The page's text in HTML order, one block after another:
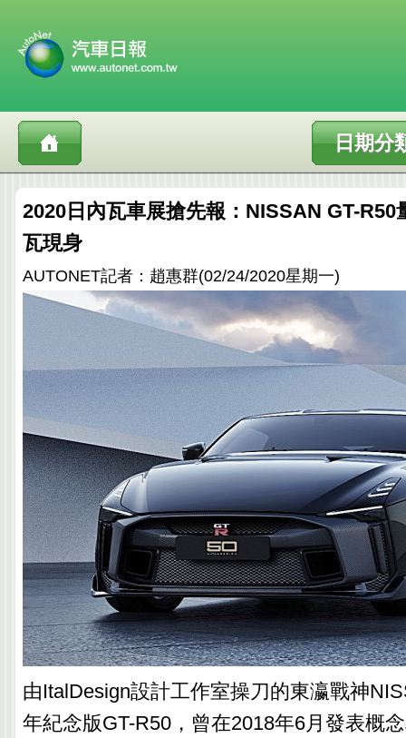
日期分
2020日內瓦車展搶先報：NISSAN GT-R50
瓦現身
AUTONET記者：趙惠群(02/24/2020星期一)
由ItalDesign設計工作室操刀的東瀛戰神
年紀念版GT-R50，‎曾在2018年6月‎發表概